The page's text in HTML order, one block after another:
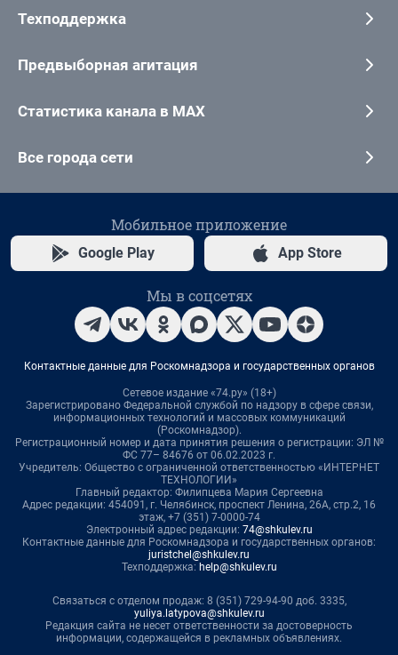
Техподдержка
Предвыборная агитация
Статистика канала в MAX
Все города сети
Мобильное приложение
Google Play App Store
Мы в соцсетях
Контактные данные для Роскомнадзора и государственных органов
Сетевое издание «74.ру» (18+)
Зарегистрировано Федеральной службой по надзору в сфере связи,
информационных технологий и массовых коммуникаций
(Роскомнадзор).
Регистрационный номер и дата принятия решения о регистрации: ЭЛ №
ФС 77– 84676 от 06.02.2023 г.
Учредитель: Общество с ограниченной ответственностью «ИНТЕРНЕТ
ТЕХНОЛОГИИ»
Главный редактор: Филипцева Мария Сергеевна
Адрес редакции: 454091, г. Челябинск, проспект Ленина, 26А, стр.2, 16
этаж, +7 (351) 7-0000-74
Электронный адрес редакции: 74@shkulev.ru
Контактные данные для Роскомнадзора и государственных органов:
juristchel@shkulev.ru
Техподдержка: help@shkulev.ru
Связаться с отделом продаж: 8 (351) 729-94-90 доб. 3335,
yuliya.latypova@shkulev.ru
Редакция сайта не несет ответственности за достоверность
информации, содержащейся в рекламных объявлениях.